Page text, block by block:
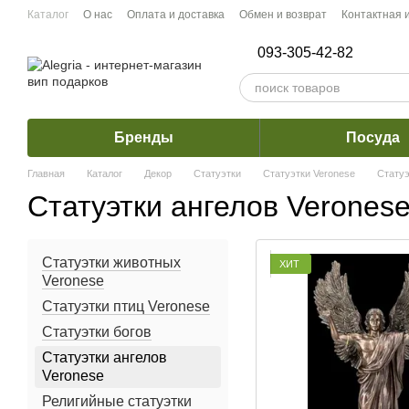
Перейти к основному контенту
Каталог О нас Оплата и доставка Обмен и возврат
093-305-42-82
Бренды Посуда
Главная Каталог Декор Статуэтки Статуэтки Veronese
Статуэтки ангелов
ХИТ
Статуэтки животных
Veronese
Статуэтки птиц Veronese
Статуэтки богов
Статуэтки ангелов
Veronese
Религийные статуэтки